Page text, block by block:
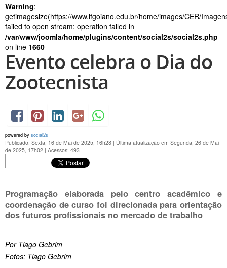
Warning:
getimagesize(https://www.ifgoiano.edu.br/home/images/CER/
failed to open stream: operation failed in
/var/www/joomla/home/plugins/content/social2s/social2s.php
on line 1660
Evento celebra o Dia do
Zootecnista
powered by social2s
Publicado: Sexta, 16 de Mai de 2025, 16h28 | Última atualização em Segunda, 26 de Mai
de 2025, 17h02 | Acessos: 493
Programação elaborada pelo centro acadêmico e
coordenação de curso foi direcionada para orientação
dos futuros profissionais no mercado de trabalho
Por Tiago Gebrim
Fotos: Tiago Gebrim